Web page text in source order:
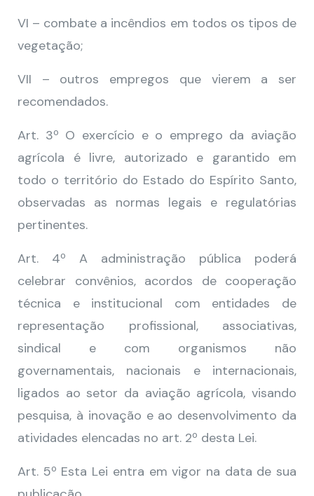
VI – combate a incêndios em todos os tipos de
vegetação;
VII – outros empregos que vierem a ser
recomendados.
Art. 3º O exercício e o emprego da aviação
agrícola é livre, autorizado e garantido em
todo o território do Estado do Espírito Santo,
observadas as normas legais e regulatórias
pertinentes.
Art. 4º A administração pública poderá
celebrar convênios, acordos de cooperação
técnica e institucional com entidades de
representação profissional, associativas,
sindical e com organismos não
governamentais, nacionais e internacionais,
ligados ao setor da aviação agrícola, visando
pesquisa, à inovação e ao desenvolvimento da
atividades elencadas no art. 2º desta Lei.
Art. 5º Esta Lei entra em vigor na data de sua